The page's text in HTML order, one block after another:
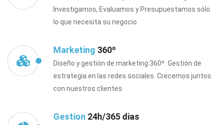
Investigamos, Evaluamos y Presupuestamos sólo
lo que necesita su negocio
Marketing 360º
Diseño y gestión de marketing 360º. Gestión de
estrategia en las redes sociales. Crecemos juntos
con nuestros clientes
Gestion 24h/365 dias